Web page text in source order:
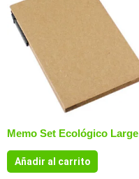
Memo Set Ecológico Large
Añadir al carrito